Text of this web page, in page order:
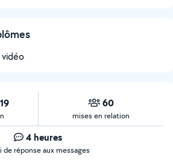
60
mises en relation
4 heures
de réponse aux messages